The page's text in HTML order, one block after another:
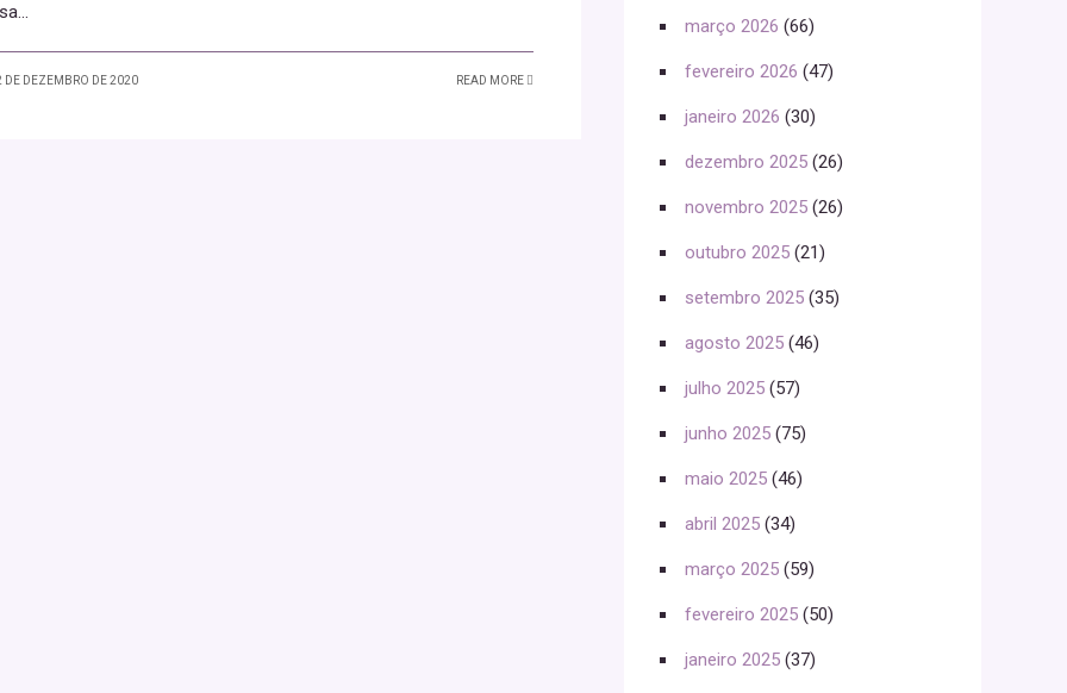
...
DE DEZEMBRO DE 2020 READ MORE
março 2026 (66)
fevereiro 2026 (47)
janeiro 2026 (30)
dezembro 2025 (26)
novembro 2025 (26)
outubro 2025 (21)
setembro 2025 (35)
agosto 2025 (46)
julho 2025 (57)
junho 2025 (75)
maio 2025 (46)
abril 2025 (34)
março 2025 (59)
fevereiro 2025 (50)
janeiro 2025 (37)